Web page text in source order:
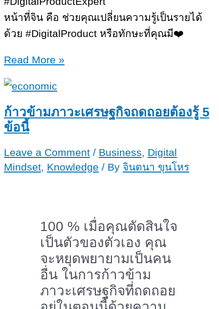
หน้าที่จิน คือ ช่วยคุณเปลี่ยนความรู้เป็นรายได้
ด้วย #DigitalProduct​ หรือทักษะที่คุณมี❤️
5
เว็บไซต์
สร้าง
ราย
ได้
งาน
เขียน
Read More »
ก้าวข้ามภาวะเศรษฐกิจถดถอยต้องรู้ 5
ข้อนี้
Leave a Comment / Business, Digital
Mindset, Knowledge / By จินตนา ขุนโหร
100 % เมื่อคุณตัดสินใจ
เป็นตัวของตัวเอง คุณ
จะหยุดพยายามเป็นคน
อื่น ในการก้าวข้าม
ภาวะเศรษฐกิจที่ถดถอย